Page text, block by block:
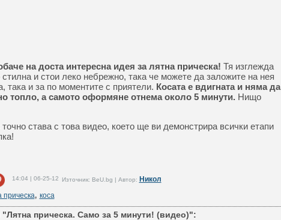
на доста интересна идея за лятна прическа! Тя изглежда
и стои леко небрежно, така че можете да заложите на нея
така и за по моментите с приятели. Косата е вдигната и няма да
топло, а самото оформяне отнема около 5 минути. Нищо
точно става с това видео, което ще ви демонстрира всички етапи
14:04 | 06-25-12 Източник: BeU.bg | Автор: Никол
прическа, коса
"Лятна прическа. Само за 5 минути! (видео)":